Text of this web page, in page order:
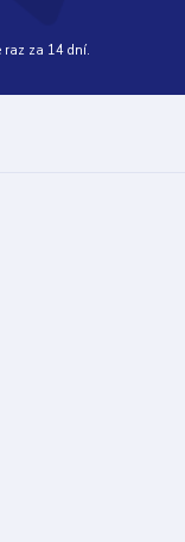
raz za 14 dní.